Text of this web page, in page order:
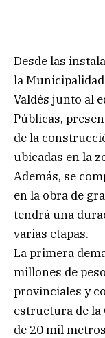
Desde las
la Municipalidad
Valdés junto al
Públicas,
de la
ubicadas en la
Además, se
en la obra de
tendrá una
varias etapas.
La primera
millones de
provinciales y
estructura de
de 20 mil